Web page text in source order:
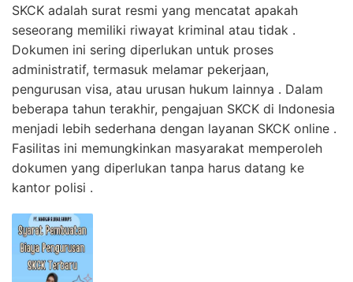
SKCK adalah surat resmi yang mencatat apakah
seseorang memiliki riwayat kriminal atau tidak .
Dokumen ini sering diperlukan untuk proses
administratif, termasuk melamar pekerjaan,
pengurusan visa, atau urusan hukum lainnya . Dalam
beberapa tahun terakhir, pengajuan SKCK di Indonesia
menjadi lebih sederhana dengan layanan SKCK online .
Fasilitas ini memungkinkan masyarakat memperoleh
dokumen yang diperlukan tanpa harus datang ke
kantor polisi .